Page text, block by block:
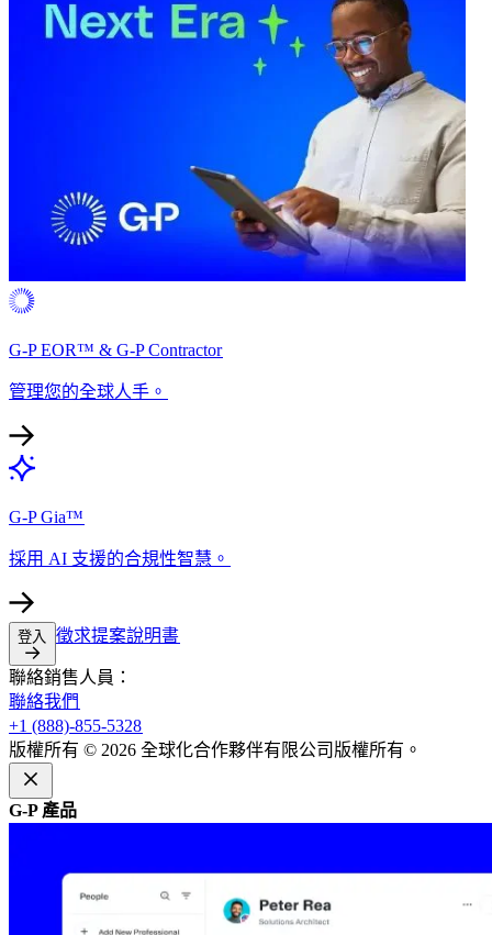
G-P EOR™ & G-P Contractor​​
管理您的全球人手。​​
G-P Gia™​​
採用 AI 支援的合規性智慧。​​
登入​​ 徵求提案說明書​​
聯絡銷售人員：​​
聯絡我們​​
+1 (888)-855-5328​​
版權所有 © 2026 全球化合作夥伴有限公司版權所有。​​
G-P 產品​​